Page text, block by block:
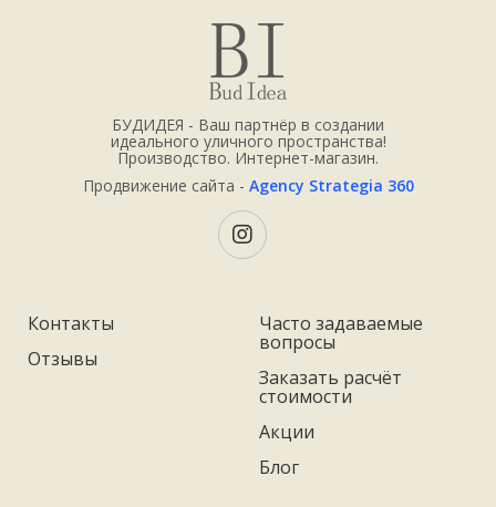
БУДИДЕЯ - Ваш партнёр в создании
идеального уличного пространства!
Производство. Интернет-магазин.
Продвижение сайта - Agency Strategia 360
Контакты
Отзывы
Часто задаваемые
вопросы
Заказать расчёт
стоимости
Акции
Блог